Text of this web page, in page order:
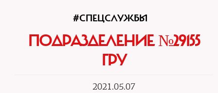
#СПЕЦСЛУЖБЫ
ПОДРАЗДЕЛЕНИЕ №29155
ГРУ
2021.05.07